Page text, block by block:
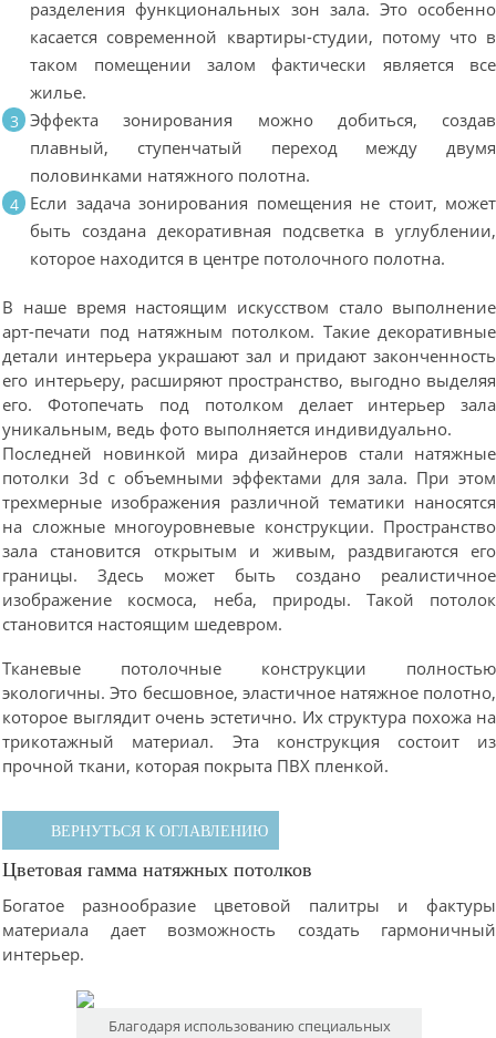
разделения функциональных зон зала. Это особенно
касается современной квартиры-студии, потому что в
таком помещении залом фактически является все
жилье.
Эффекта зонирования можно добиться, создав
плавный, ступенчатый переход между двумя
половинками натяжного полотна.
Если задача зонирования помещения не стоит, может
быть создана декоративная подсветка в углублении,
которое находится в центре потолочного полотна.
В наше время настоящим искусством стало выполнение
арт-печати под натяжным потолком. Такие декоративные
детали интерьера украшают зал и придают законченность
его интерьеру, расширяют пространство, выгодно выделяя
его. Фотопечать под потолком делает интерьер зала
уникальным, ведь фото выполняется индивидуально.
Последней новинкой мира дизайнеров стали натяжные
потолки 3d с объемными эффектами для зала. При этом
трехмерные изображения различной тематики наносятся
на сложные многоуровневые конструкции. Пространство
зала становится открытым и живым, раздвигаются его
границы. Здесь может быть создано реалистичное
изображение космоса, неба, природы. Такой потолок
становится настоящим шедевром.
Тканевые потолочные конструкции полностью
экологичны. Это бесшовное, эластичное натяжное полотно,
которое выглядит очень эстетично. Их структура похожа на
трикотажный материал. Эта конструкция состоит из
прочной ткани, которая покрыта ПВХ пленкой.
ВЕРНУТЬСЯ К ОГЛАВЛЕНИЮ
Цветовая гамма натяжных потолков
Богатое разнообразие цветовой палитры и фактуры
материала дает возможность создать гармоничный
интерьер.
Благодаря использованию специальных